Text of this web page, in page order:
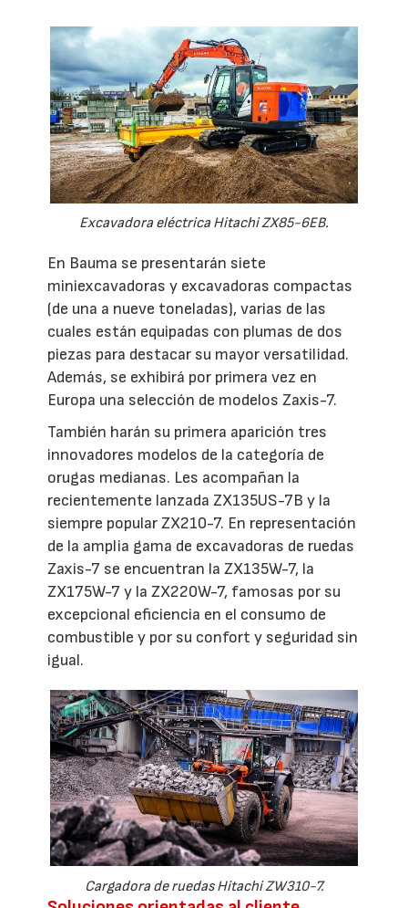
Excavadora eléctrica Hitachi ZX85-6EB.
En Bauma se presentarán siete
miniexcavadoras y excavadoras compactas
(de una a nueve toneladas), varias de las
cuales están equipadas con plumas de dos
piezas para destacar su mayor versatilidad.
Además, se exhibirá por primera vez en
Europa una selección de modelos Zaxis-7.
También harán su primera aparición tres
innovadores modelos de la categoría de
orugas medianas. Les acompañan la
recientemente lanzada ZX135US-7B y la
siempre popular ZX210-7. En representación
de la amplia gama de excavadoras de ruedas
Zaxis-7 se encuentran la ZX135W-7, la
ZX175W-7 y la ZX220W-7, famosas por su
excepcional eficiencia en el consumo de
combustible y por su confort y seguridad sin
igual.
Cargadora de ruedas Hitachi ZW310-7.